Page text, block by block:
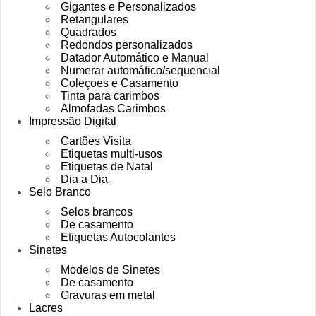
Gigantes e Personalizados
Retangulares
Quadrados
Redondos personalizados
Datador Automático e Manual
Numerar automático/sequencial
Coleçoes e Casamento
Tinta para carimbos
Almofadas Carimbos
Impressão Digital
Cartões Visita
Etiquetas multi-usos
Etiquetas de Natal
Dia a Dia
Selo Branco
Selos brancos
De casamento
Etiquetas Autocolantes
Sinetes
Modelos de Sinetes
De casamento
Gravuras em metal
Lacres